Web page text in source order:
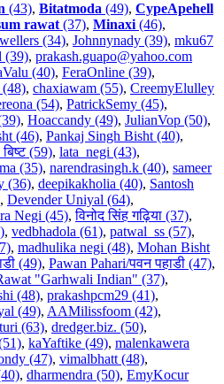
(43), Bitatmoda (49), CypeApehell
rawat(37), Minaxi(46),
(34), Johnnynady (39), mku67
(39), prakash.guapo@yahoo.com
(40), FeraOnline (39),
(48), chaxiawam (55), CreemyElulley
(54), PatrickSemy (45),
, Hoaccandy (49), JulianVop (50),
(46), Pankaj Singh Bisht (40),
(59), lata_negi (43),
(35), narendrasingh.k (40), sameer
(36), deepikakholia (40), Santosh
, Devender Uniyal (64),
Negi (45),विनोद सिंह गढ़िया (37),
, vedbhadola (61), patwal_ss (57),
, madhulika negi (48), Mohan Bisht
(49), Pawan Pahari/पवन पहाडी (47),
"Garhwali Indian" (37),
(48), prakashpcm29 (41),
(49), AAMilissfoom (42),
(63), dredger.biz. (50),
, kaYaftike (49), malenkawera
(47), vimalbhatt (48),
, dharmendra (50), EmyKocur